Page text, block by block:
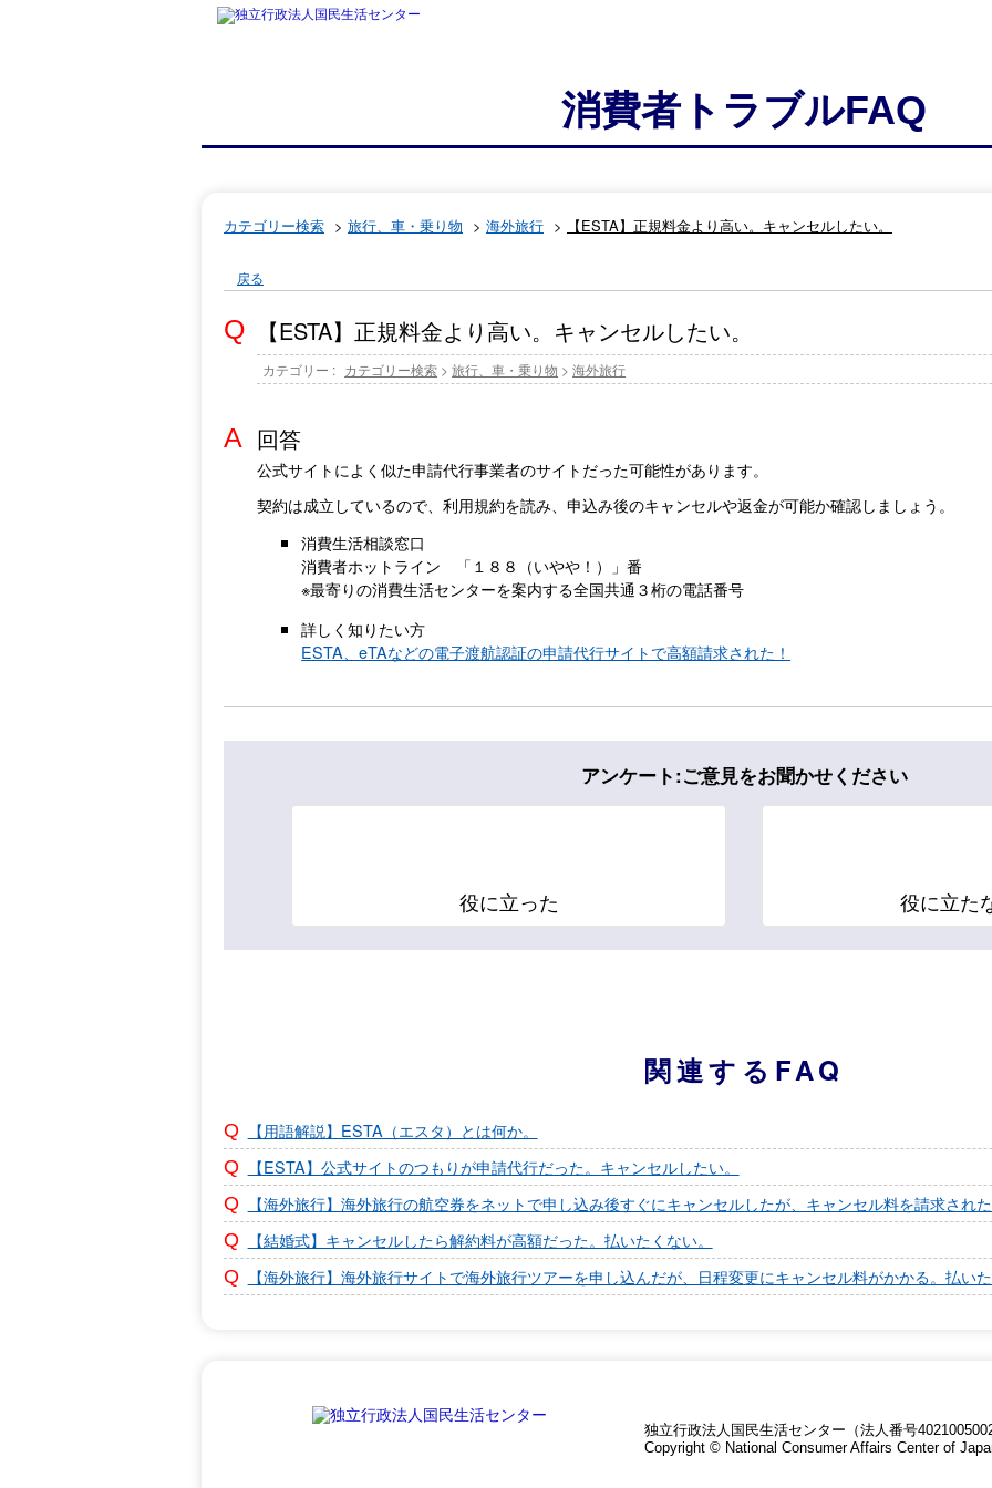
消費者トラブルFAQ
カテゴリー検索 > 旅行、車・乗り物 > 海外旅行 > 【ESTA】正規料金より高い。キャンセルしたい。
戻る
【ESTA】正規料金より高い。キャンセルしたい。
カテゴリー : カテゴリー検索 >旅行、車・乗り物 >海外旅行
回答
公式サイトによく似た申請代行事業者のサイトだった可能性があります。
契約は成立しているので、利用規約を読み、申込み後のキャンセルや返金が可能か確認しましょう。
消費生活相談窓口
消費者ホットライン 「１８８（いやや！）」番
※最寄りの消費生活センターを案内する全国共通３桁の電話番号
詳しく知りたい方
ESTA、eTAなどの電子渡航認証の申請代行サイトで高額請求された！
アンケート:ご意見をお聞かせください
役に立った 役に立た
関連するFAQ
【用語解説】ESTA（エスタ）とは何か。
【ESTA】公式サイトのつもりが申請代行だった。キャンセルしたい。
【海外旅行】海外旅行の航空券をネットで申し込み後すぐにキャンセルしたが、キャンセル料を請求され
【結婚式】キャンセルしたら解約料が高額だった。払いたくない。
【海外旅行】海外旅行サイトで海外旅行ツアーを申し込んだが、日程変更にキャンセル料がかかる。払い
独立行政法人国民生活センター（法人番号
Copyright © National Consumer Affairs Center of